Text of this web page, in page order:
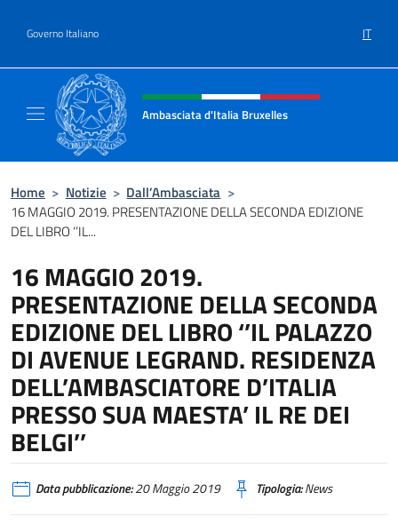
Governo Italiano IT
Intestazione sito, social e menù
Ambasciata d'Italia Bruxelles
Home > Notizie > Dall’Ambasciata >
16 MAGGIO 2019. PRESENTAZIONE DELLA SECONDA EDIZIONE
DEL LIBRO ‘’IL...
16 MAGGIO 2019.
PRESENTAZIONE DELLA SECONDA
EDIZIONE DEL LIBRO ‘’IL PALAZZO
DI AVENUE LEGRAND. RESIDENZA
DELL’AMBASCIATORE D’ITALIA
PRESSO SUA MAESTA’ IL RE DEI
BELGI’’
Data pubblicazione:20 Maggio 2019 Tipologia:News